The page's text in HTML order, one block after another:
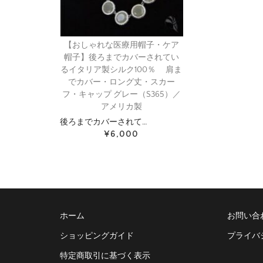
【おしゃれな医療用帽子・ケア
帽子】後ろまでカバーされてい
るイタリア製シルク100％ 肩ま
でカバー・ロング丈・スカー
フ・キャップ グレー（S365）／
アメリカ製
後ろまでカバーされて…
¥6,000
ホーム お問い合
ショッピングガイド プライバ
特定商取引に基づく表示